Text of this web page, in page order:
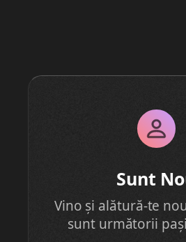
Sunt
Vino și alătură-te
sunt următorii